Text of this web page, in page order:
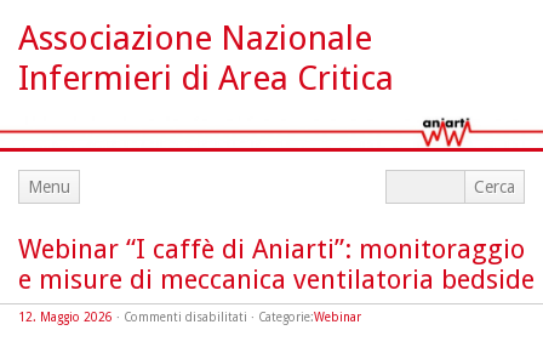
Associazione Nazionale
Infermieri di Area Critica
Menu
Webinar “I caffè di Aniarti”: monitoraggio
e misure di meccanica ventilatoria bedside
12. Maggio 2026 · Commenti disabilitati su
Webinar
· Categorie:Webinar